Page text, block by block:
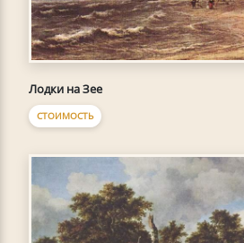
Лодки на Зее
СТОИМОСТЬ